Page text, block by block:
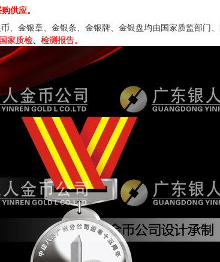
供应。
、金银章、金银条、金银牌、金银盘均由国家质监部门
国家质检、 检测报告。